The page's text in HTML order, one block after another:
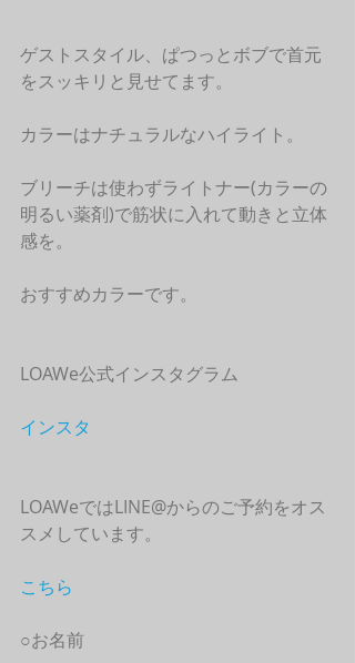
ゲストスタイル、ぱつっとボブで首元
をスッキリと見せてます。
カラーはナチュラルなハイライト。
ブリーチは使わずライトナー(カラーの
明るい薬剤)で筋状に入れて動きと立体
感を。
おすすめカラーです。
LOAWe公式インスタグラム
インスタ
LOAWeではLINE@からのご予約をオス
スメしています。
こちら
○お名前